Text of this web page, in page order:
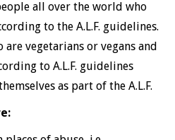
all over the world who
to the A.L.F. guidelines.
vegetarians or vegans and
to A.L.F. guidelines
as part of the A.L.F.